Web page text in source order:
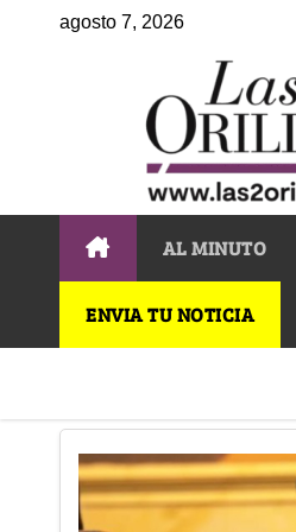
agosto 7, 2026
AL MINUTO
ENVIA TU NOTICIA